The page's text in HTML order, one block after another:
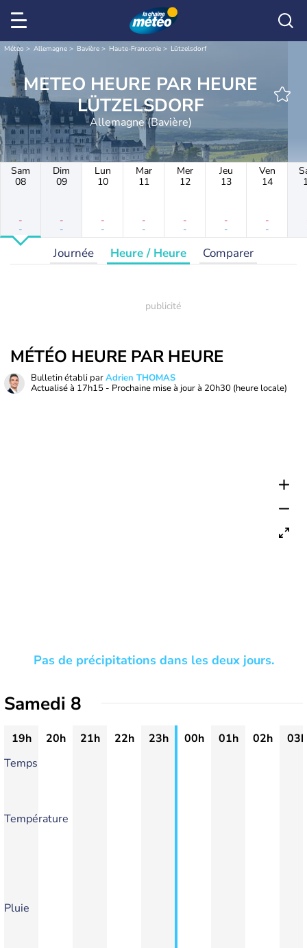
Météo Allemagne Bavière Haute-Franconie Lützelsdorf
METEO HEURE PAR HEURE
LÜTZELSDORF
Allemagne (Bavière)
Sam
08
-
-
Dim
09
-
-
Lun
10
-
-
Mar
11
-
-
Mer
12
-
-
Jeu
13
-
-
Ven
14
-
-
Journée Heure / Heure Comparer
MÉTÉO HEURE PAR HEURE
Bulletin établi parAdrien THOMAS
Actualisé à 17h15 - Prochaine mise à jour à 20h30 (heure locale)
Pas de précipitations dans les deux jours.
Samedi 8
19h 20h 21h 22h 23h 00h 01h 02h
03h
Temps
Température
Pluie